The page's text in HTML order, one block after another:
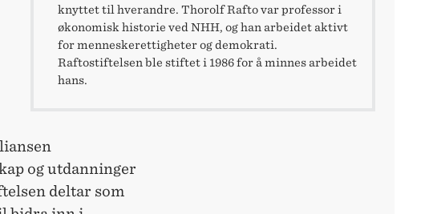
knyttet til hverandre. Thorolf Rafto var professor i
økonomisk historie ved NHH, og han arbeidet aktivt
for menneskerettigheter og demokrati.
Raftostiftelsen ble stiftet i 1986 for å minnes arbeidet
hans.
og utdanninger
deltar som